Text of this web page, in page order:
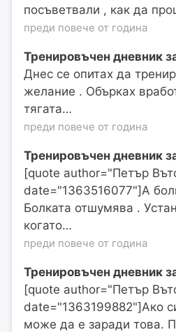
посъветвали , как да
преди повече от година
Тренировъчен дневник
Днес се опитах да
желание . Обърках
тягата…
преди повече от година
Тренировъчен дневник
[quote author="Петър
date="1363516077"]А
Болката отшумява .
когато…
преди повече от година
Тренировъчен дневник
[quote author="Петър
date="1363199882"]Ако
може да е заради това.